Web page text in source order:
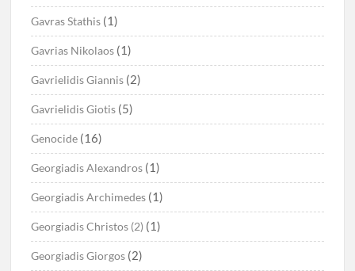
Gavras Stathis (1)
Gavrias Nikolaos (1)
Gavrielidis Giannis (2)
Gavrielidis Giotis (5)
Genocide (16)
Georgiadis Alexandros (1)
Georgiadis Archimedes (1)
Georgiadis Christos (2) (1)
Georgiadis Giorgos (2)